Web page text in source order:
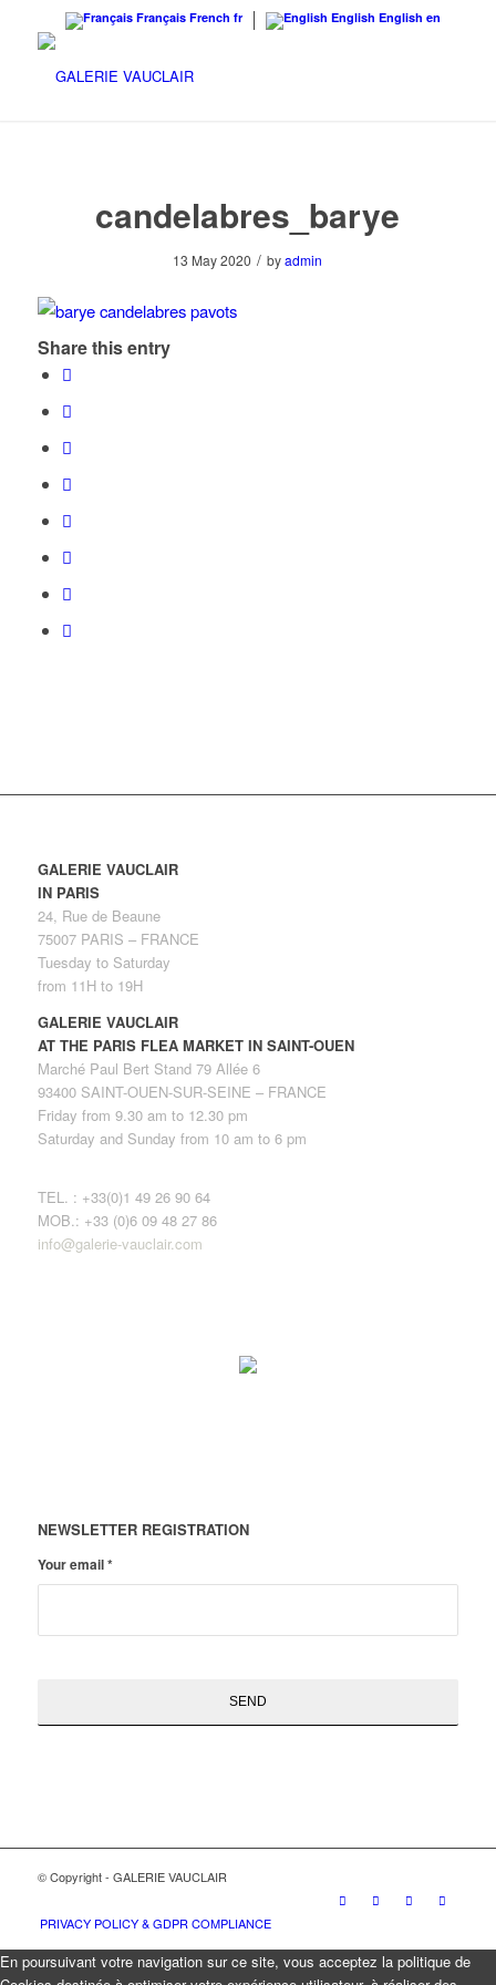
Français French fr English English en
candelabres_barye
13 May 2020 / byadmin
Share this entry
GALERIE VAUCLAIR
IN PARIS
24, Rue de Beaune
75007 PARIS – FRANCE
Tuesday to Saturday
from 11H to 19H
GALERIE VAUCLAIR
AT THE PARIS FLEA MARKET IN SAINT-OUEN
Marché Paul Bert Stand 79 Allée 6
93400 SAINT-OUEN-SUR-SEINE – FRANCE
Friday from 9.30 am to 12.30 pm
Saturday and Sunday from 10 am to 6 pm
TEL. : +33(0)1 49 26 90 64
MOB.: +33 (0)6 09 48 27 86
info@galerie-vauclair.com
NEWSLETTER REGISTRATION
Your email*
© Copyright - GALERIE VAUCLAIR
PRIVACY POLICY & GDPR COMPLIANCE
En poursuivant votre navigation sur ce site, vous acceptez la politique de